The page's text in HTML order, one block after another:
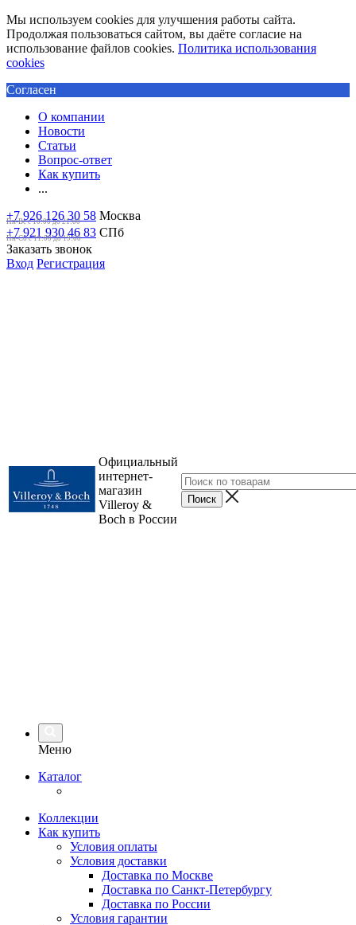
Мы используем cookies для улучшения работы сайта.
Продолжая пользоваться сайтом, вы даёте согласие на
использование файлов cookies. Политика использования
cookies
Согласен
О компании
Новости
Статьи
Вопрос-ответ
Как купить
...
+7 926 126 30 58 Москва
Пн-Вс с 10:00 до 21:00
+7 921 930 46 83 СПб
Пн-Сб c 11:00 до 19:00
Заказать звонок
Вход Регистрация
Официальный
интернет-
магазин
Villeroy &
Boch в России
Меню
Каталог
Коллекции
Как купить
Условия оплаты
Условия доставки
Доставка по Москве
Доставка по Санкт-Петербургу
Доставка по России
Условия гарантии